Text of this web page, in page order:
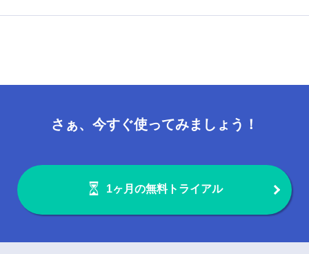
さぁ、今すぐ使ってみましょう！
1ヶ月の無料トライアル